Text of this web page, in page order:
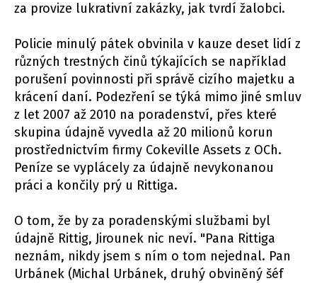
za provize lukrativní zakázky, jak tvrdí žalobci.
Policie minulý pátek obvinila v kauze deset lidí z
různých trestných činů týkajících se například
porušení povinnosti při správě cizího majetku a
krácení daní. Podezření se týká mimo jiné smluv
z let 2007 až 2010 na poradenství, přes které
skupina údajně vyvedla až 20 milionů korun
prostřednictvím firmy Cokeville Assets z OCh.
Peníze se vyplácely za údajně nevykonanou
práci a končily prý u Rittiga.
O tom, že by za poradenskými službami byl
údajně Rittig, Jirounek nic neví. "Pana Rittiga
neznám, nikdy jsem s ním o tom nejednal. Pan
Urbánek (Michal Urbánek, druhý obviněný šéf